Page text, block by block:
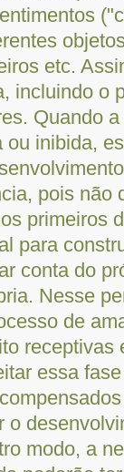
etc.
incluindo o
Quando
inibida,
pois não
primeiros
para
conta do
Nesse
de
essa
o
modo, a